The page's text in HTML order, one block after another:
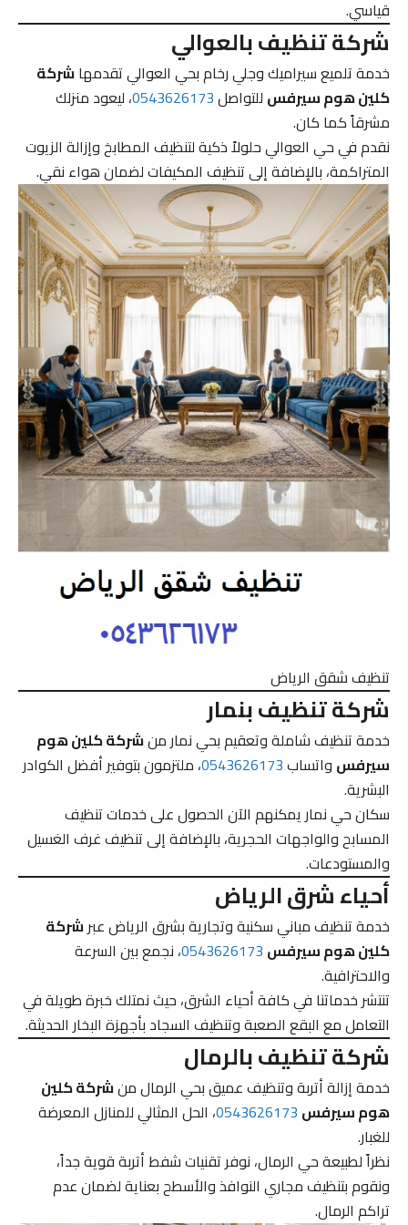
قياسي.
شركة تنظيف بالعوالي
خدمة تلميع سيراميك وجلي رخام بحي العوالي تقدمهاشركة
كلين هوم سيرفسللتواصل0543626173، ليعود منزلك
مشرقاً كما كان.
نقدم في حي العوالي حلولاً ذكية لتنظيف المطابخ وإزالة الزيوت
المتراكمة، بالإضافة إلى تنظيف المكيفات لضمان هواء نقي.
تنظيف شقق الرياض
شركة تنظيف بنمار
خدمة تنظيف شاملة وتعقيم بحي نمار منشركة كلين هوم
سيرفسواتساب0543626173، ملتزمون بتوفير أفضل الكوادر
البشرية.
سكان حي نمار يمكنهم الآن الحصول على خدمات تنظيف
المسابح والواجهات الحجرية، بالإضافة إلى تنظيف غرف الغسيل
والمستودعات.
أحياء شرق الرياض
خدمة تنظيف مباني سكنية وتجارية بشرق الرياض عبرشركة
كلين هوم سيرفس0543626173، نجمع بين السرعة
والاحترافية.
تنتشر خدماتنا في كافة أحياء الشرق، حيث نمتلك خبرة طويلة في
التعامل مع البقع الصعبة وتنظيف السجاد بأجهزة البخار الحديثة.
شركة تنظيف بالرمال
خدمة إزالة أتربة وتنظيف عميق بحي الرمال منشركة كلين
هوم سيرفس0543626173، الحل المثالي للمنازل المعرضة
للغبار.
نظراً لطبيعة حي الرمال، نوفر تقنيات شفط أتربة قوية جداً،
ونقوم بتنظيف مجاري النوافذ والأسطح بعناية لضمان عدم
تراكم الرمال.